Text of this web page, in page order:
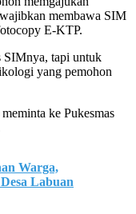
membawa SIM
E-KTP.
SIMnya, tapi untuk
yang pemohon
ke Pukesmas
Warga,
Labuan